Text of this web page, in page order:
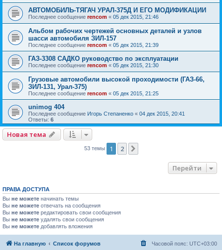
АВТОМОБИЛЬ-ТЯГАЧ УРАЛ-375Д И ЕГО МОДИФИКАЦИИ
Последнее сообщение rencom « 05 дек 2015, 21:46
Альбом рабочих чертежей основных деталей и узлов
шасси автомобиля ЗИЛ-157
Последнее сообщение rencom « 05 дек 2015, 21:39
ГАЗ-3308 САДКО руководство по эксплуатации
Последнее сообщение rencom « 05 дек 2015, 21:30
Грузовые автомобили высокой проходимости (ГАЗ-66,
ЗИЛ-131, Урал-375)
Последнее сообщение rencom « 05 дек 2015, 21:25
unimog 404
Последнее сообщение Игорь Степаненко « 04 дек 2015, 20:41
Ответы: 6
Новая тема
53 темы 1 2
Перейти
ПРАВА ДОСТУПА
Вы не можете начинать темы
Вы не можете отвечать на сообщения
Вы не можете редактировать свои сообщения
Вы не можете удалять свои сообщения
Вы не можете добавлять вложения
На главную Список форумов Часовой пояс: UTC+03:00